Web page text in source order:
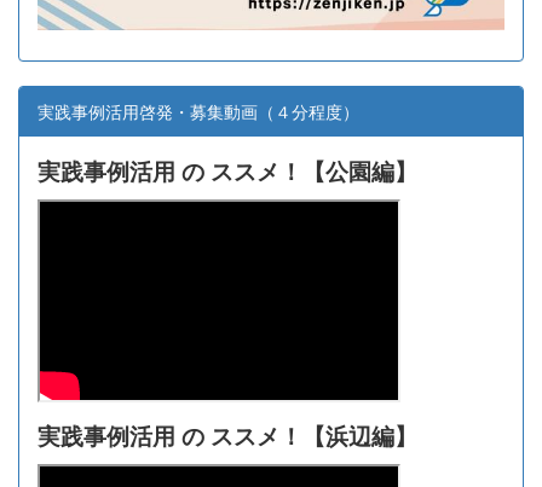
実践事例活用啓発・募集動画（４分程度）
実践事例活用 の ススメ！【公園編】
実践事例活用 の ススメ！【浜辺編】